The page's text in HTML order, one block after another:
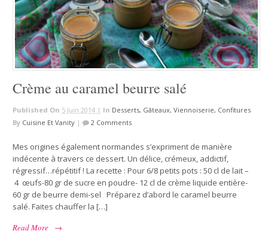
Crème au caramel beurre salé
Published On 5 Juin 2014 | In Desserts, Gâteaux, Viennoiserie, Confitures
By Cuisine Et Vanity | 2 Comments
Mes origines également normandes s’expriment de manière
indécente à travers ce dessert. Un délice, crémeux, addictif,
régressif…répétitif ! La recette : Pour 6/8 petits pots : 50 cl de lait –
4 œufs-80 gr de sucre en poudre- 12 cl de crème liquide entière-
60 gr de beurre demi-sel Préparez d’abord le caramel beurre
salé. Faites chauffer la […]
Read More
→